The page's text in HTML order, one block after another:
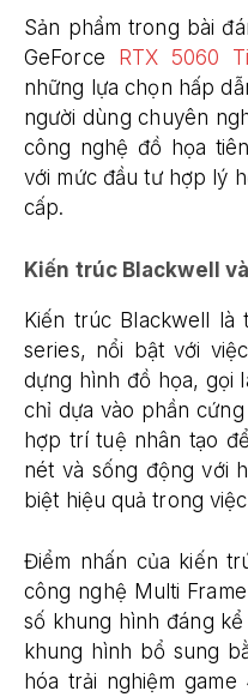
Sản phẩm trong bài
GeForce RTX 5060 Ti
những lựa chọn hấp
người dùng chuyên
công nghệ đồ họa
với mức đầu tư hợp lý
cấp.
Kiến trúc Blackwell
Kiến trúc Blackwell là
series, nổi bật với
dựng hình đồ họa, gọi
chỉ dựa vào phần
hợp trí tuệ nhân tạo
nét và sống động với
biệt hiệu quả trong
Điểm nhấn của kiến
công nghệ Multi
số khung hình đáng
khung hình bổ sung
hóa trải nghiệm